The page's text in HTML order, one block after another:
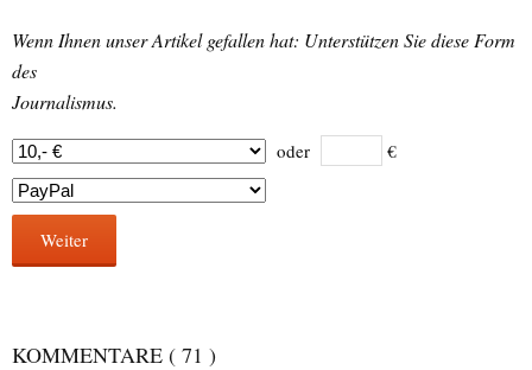
Wenn Ihnen unser Artikel gefallen hat: Unterstützen Sie diese Form
des
Journalismus.
oder €
Weiter
KOMMENTARE ( 71 )